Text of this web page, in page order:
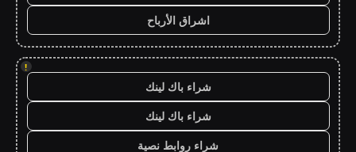
اشراق الأرباح
!
شراء باك لينك
شراء باك لينك
شراء روابط نصية